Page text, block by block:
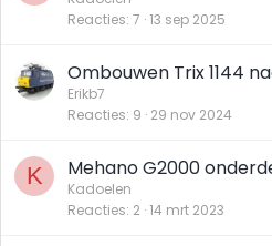
Reacties 7 13 sep 2025
Ombouwen Trix 1144
Erikb7
Reacties 9 29 nov 2024
K Mehano G2000
Kadoelen
Reacties 2 14 mrt 2023